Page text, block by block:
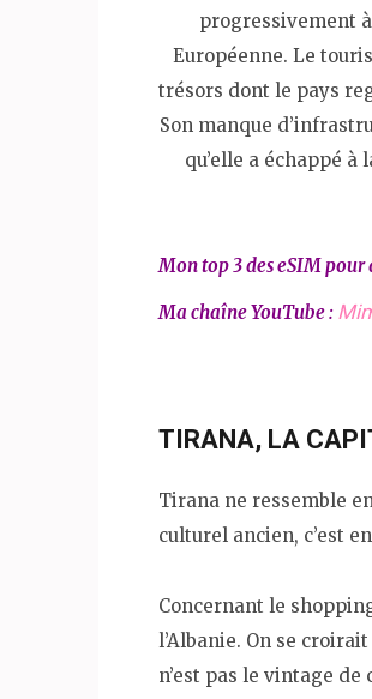
progressivement
Européenne. Le
trésors dont le pays
Son manque
qu’elle a échappé
Mon top 3 des eSIM
Ma chaîne YouTube :
TIRANA, LA
Tirana ne ressemble
culturel ancien, c’est
Concernant le
l’Albanie. On se
n’est pas le vintage de